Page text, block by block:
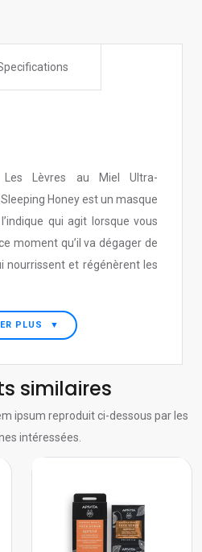
Lèvres au Miel Ultra-
Honey est un masque
qui agit lorsque vous
moment qu’il va dégager de
nourrissent et régénèrent les
PLUS ▼
similaires
ipsum reproduit ci-dessous par les
intéressées.